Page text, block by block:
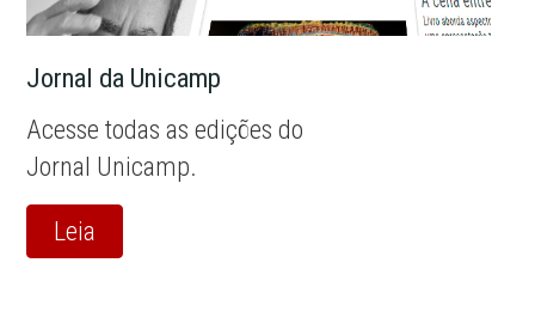
Jornal da Unicamp
Acesse todas as edições do
Jornal Unicamp.
Leia